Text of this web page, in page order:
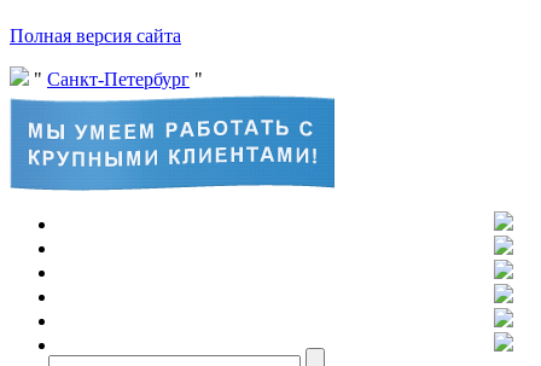
Полная версия сайта
Санкт-Петербург